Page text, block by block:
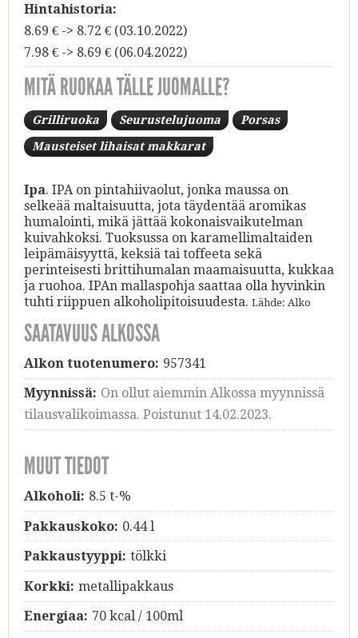
Hintahistoria:
8.69 € -> 8.72 € (03.10.2022)
7.98 € -> 8.69 € (06.04.2022)
MITÄ RUOKAA TÄLLE JUOMALLE?
Grilliruoka Seurustelujuoma Porsas
Mausteiset lihaisat makkarat
Ipa. IPA on pintahiivaolut, jonka maussa on
selkeää maltaisuutta, jota täydentää aromikas
humalointi, mikä jättää kokonaisvaikutelman
kuivahkoksi. Tuoksussa on karamellimaltaiden
leipämäisyyttä, keksiä tai toffeeta sekä
perinteisesti brittihumalan maamaisuutta, kukkaa
ja ruohoa. IPAn mallaspohja saattaa olla hyvinkin
tuhti riippuen alkoholipitoisuudesta. Lähde: Alko
SAATAVUUS ALKOSSA
Alkon tuotenumero: 957341
Myynnissä: On ollut aiemmin Alkossa myynnissä
tilausvalikoimassa. Poistunut 14.02.2023.
MUUT TIEDOT
Alkoholi: 8.5 t-%
Pakkauskoko: 0.44 l
Pakkaustyyppi: tölkki
Korkki: metallipakkaus
Energiaa: 70 kcal / 100ml